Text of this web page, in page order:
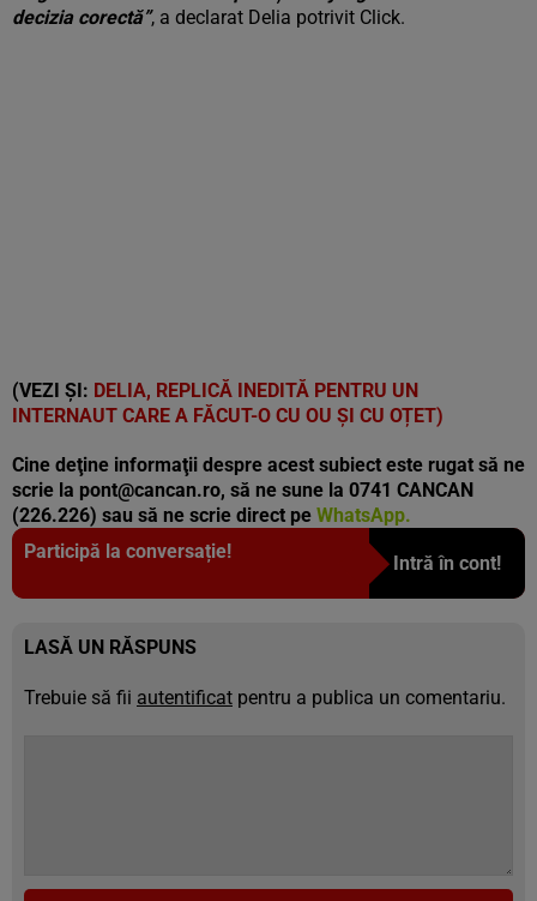
decizia corectă”, a declarat Delia potrivit Click.
(VEZI ȘI: DELIA, REPLICĂ INEDITĂ PENTRU UN
INTERNAUT CARE A FĂCUT-O CU OU ȘI CU OȚET)
Cine deţine informaţii despre acest subiect este rugat să ne
scrie la pont@cancan.ro, să ne sune la 0741 CANCAN
(226.226) sau să ne scrie direct pe WhatsApp.
Participă la conversație!
Intră în cont!
LASĂ UN RĂSPUNS
Trebuie să fii autentificat pentru a publica un comentariu.